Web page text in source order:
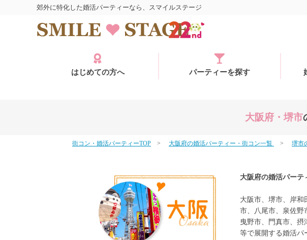
郊外に特化した婚活パーティーなら、スマイルステージ
はじめての方へ パーティーを探す
大阪府・堺市
街コン・婚活パーティーTOP 大阪府の婚活パーティー・街コン一覧 堺市
大阪府の婚活パーテ
大阪市、堺市、岸和
市、八尾市、泉佐野
曳野市、門真市、
等で展開する婚活パ